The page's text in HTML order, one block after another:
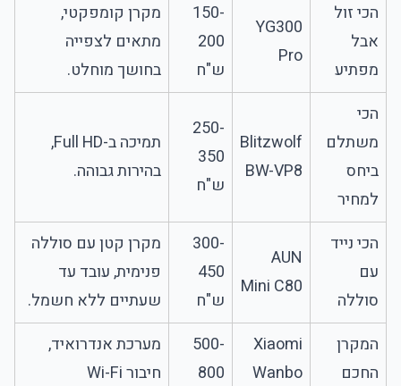
הכי זול
אבל
מפתיע
YG300
Pro
150-
200
ש"ח
מקרן קומפקטי,
מתאים לצפייה
בחושך מוחלט.
הכי
משתלם
ביחס
למחיר
Blitzwolf
BW-VP8
250-
350
ש"ח
תמיכה ב-Full HD,
בהירות גבוהה.
הכי נייד
עם
סוללה
AUN
Mini C80
300-
450
ש"ח
מקרן קטן עם סוללה
פנימית, עובד עד
שעתיים ללא חשמל.
המקרן
החכם
Xiaomi
Wanbo
500-
800
מערכת אנדרואיד,
חיבור Wi-Fi